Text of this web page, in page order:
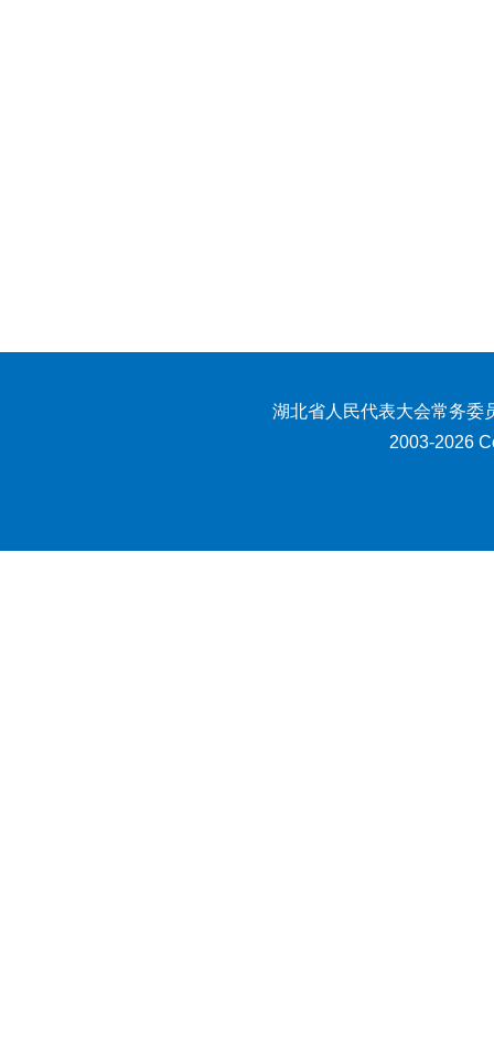
湖北省人民代表大会常务委
2003-2026